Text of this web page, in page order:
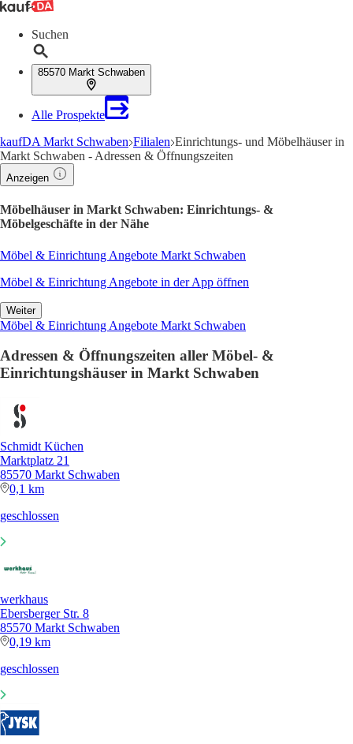
Suchen
85570 Markt Schwaben
Alle Prospekte
kaufDA Markt Schwaben Filialen Einrichtungs- und Möbelhäuser in
Markt Schwaben - Adressen & Öffnungszeiten
Anzeigen
Möbelhäuser in Markt Schwaben: Einrichtungs- &
Möbelgeschäfte in der Nähe
Möbel & Einrichtung Angebote Markt Schwaben
Möbel & Einrichtung Angebote in der App öffnen
Weiter
Möbel & Einrichtung Angebote Markt Schwaben
Adressen & Öffnungszeiten aller Möbel- &
Einrichtungshäuser in Markt Schwaben
Schmidt Küchen
Marktplatz 21
85570 Markt Schwaben
0,1 km
geschlossen
werkhaus
Ebersberger Str. 8
85570 Markt Schwaben
0,19 km
geschlossen